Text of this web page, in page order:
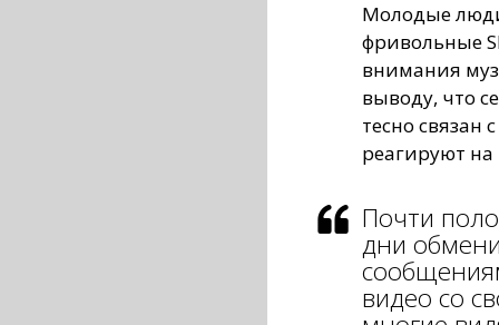
Молодые
фривольные
внимания
выводу, что
тесно связан
реагируют
Почти
дни
видео со